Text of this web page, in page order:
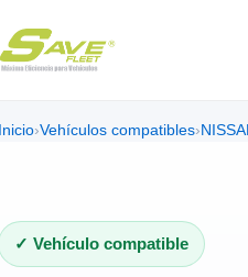
Inicio›Vehículos compatibles›
✓ Vehículo compatible